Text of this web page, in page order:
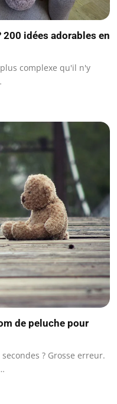
idées adorables en
complexe qu'il n'y
de peluche pour
? Grosse erreur.